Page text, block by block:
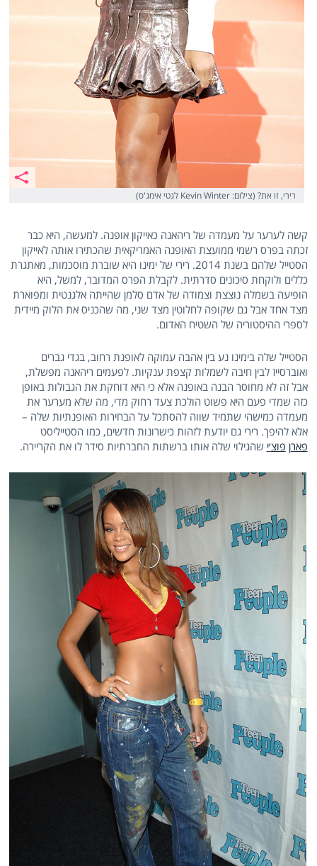
רירי, זו את? (צילום: Kevin Winter לגטי אימג'ס)
קשה לערער על מעמדה של ריהאנה כאייקון אופנה. למעשה, היא כבר
זכתה בפרס רשמי ממועצת האופנה האמריקאית שהכתירו אותה לאייקון
הסטייל שלהם בשנת 2014. רירי של ימינו היא שוברת מוסכמות, מאתגרת
כללים ולוקחת סיכונים סדרתית. לקבלת הפרס המדובר, למשל, היא
הופיעה בשמלה נוצצת וצמודה של אדם סלמן שהייתה אלגנטית ומפוארת
מצד אחד אבל גם שקופה לחלוטין מצד שני, מה שהכניס את הלוק מיידית
לספרי ההיסטוריה של השטיח האדום.
הסטייל שלה בימינו נע בין אהבה עמוקה לאופנת רחוב, בגדי גברים
ואוברסייז לבין חיבה לשמלות קצפת ענקיות. לפעמים ריהאנה מפשלת,
אבל זה לא מחוסר הבנה באופנה אלא כי היא דוחקת את הגבולות באופן
כזה שמדי פעם היא פשוט הולכת צעד רחוק מדי, מה שלא מערער את
מעמדה כמישהי שתמיד שווה להסתכל על הבחירות האופנתיות שלה –
אלא להיפך. רירי גם יודעת לזהות כישרונות חדשים, כמו הסטייליסט
פארן פוצ׳י שהגילוי שלה אותו ברשתות החברתיות סידר לו את הקריירה.